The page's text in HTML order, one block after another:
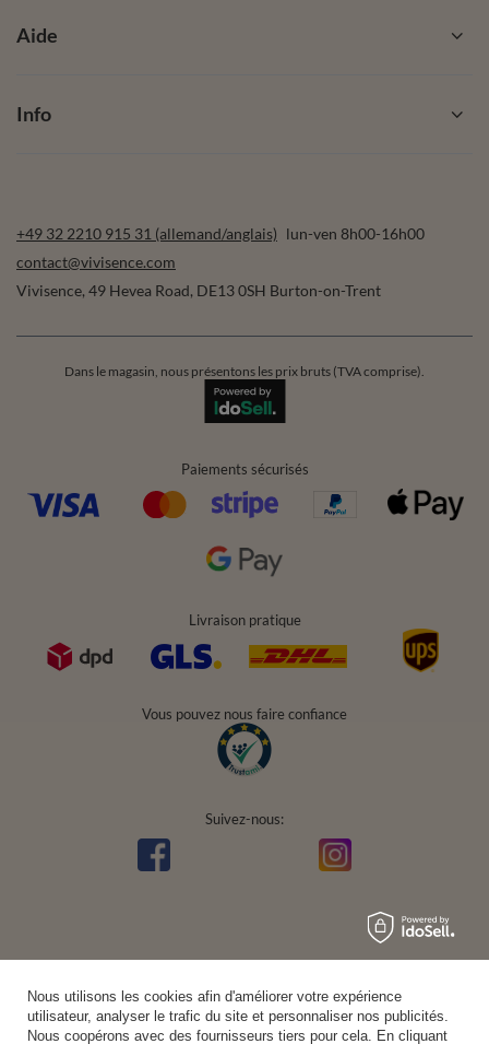
Aide
Info
+49 32 2210 915 31 (allemand/anglais) lun-ven 8h00-16h00
contact@vivisence.com
Vivisence, 49 Hevea Road, DE13 0SH Burton-on-Trent
Dans le magasin, nous présentons les prix bruts (TVA comprise).
Paiements sécurisés
Livraison pratique
Vous pouvez nous faire confiance
Suivez-nous:
Nous utilisons les cookies afin d'améliorer votre expérience
utilisateur, analyser le trafic du site et personnaliser nos publicités.
Nous coopérons avec des fournisseurs tiers pour cela. En cliquant